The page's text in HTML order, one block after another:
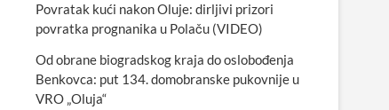
Povratak kući nakon Oluje: dirljivi prizori
povratka prognanika u Polaču (VIDEO)
Od obrane biogradskog kraja do oslobođenja
Benkovca: put 134. domobranske pukovnije u
VRO „Oluja“